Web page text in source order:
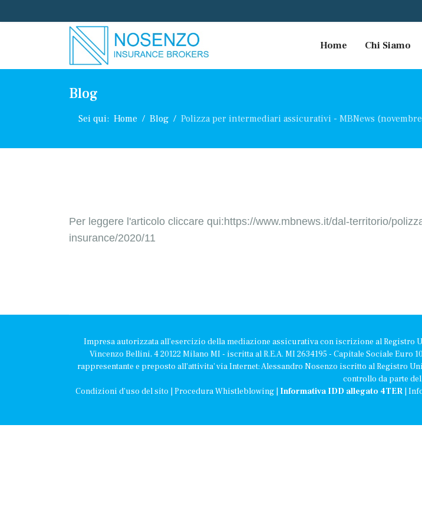
Home Chi Siamo
Blog
Sei qui: Home Blog Polizza per intermediari assicurativi - MBNews
Per leggere l'articolo cliccare qui:https://www.mbnews.it/dal-territorio/
insurance/2020/11
Impresa autorizzata all'esercizio della mediazione assicurativa con iscrizione al Registro
Vincenzo Bellini, 4 20122 Milano MI - iscritta al R.E.A. MI 2634195 - Capitale Sociale Euro
rappresentante e preposto all'attivita' via Internet: Alessandro Nosenzo iscritto al Registro
controllo da parte
Condizioni d'uso del sito | Procedura Whistleblowing| Informativa IDD allegato 4TER|